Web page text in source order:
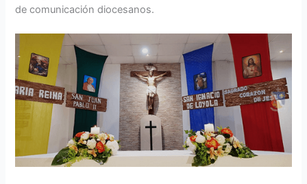
de comunicación diocesanos.